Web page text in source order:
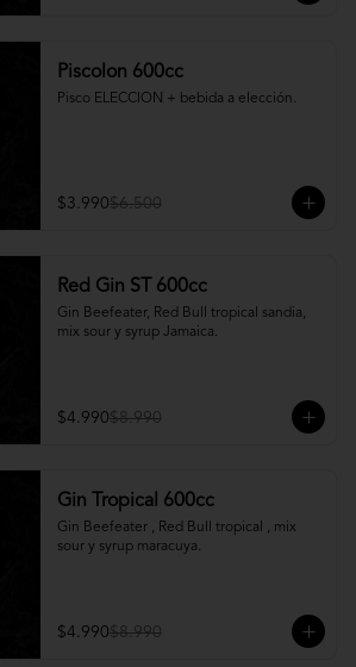
Piscolon 600cc
Pisco ELECCION + bebida a elección.
$3.990$6.500
Red Gin ST 600cc
Gin Beefeater, Red Bull tropical sandia,
mix sour y syrup Jamaica.
$4.990$8.990
Gin Tropical 600cc
Gin Beefeater , Red Bull tropical , mix
sour y syrup maracuya.
$4.990$8.990